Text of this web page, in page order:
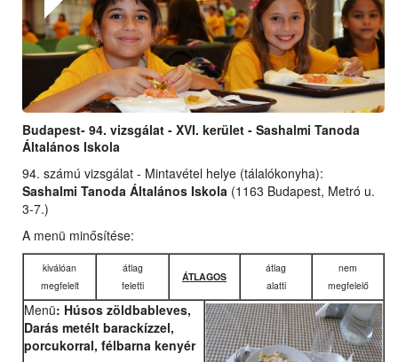
Budapest- 94. vizsgálat - XVI. kerület - Sashalmi Tanoda
Általános Iskola
94. számú vizsgálat - Mintavétel helye (tálalókonyha):
Sashalmi Tanoda Általános Iskola (1163 Budapest, Metró u.
3-7.)
A menü minősítése:
kiválóan
megfelelt
átlag
feletti
ÁTLAGOS
átlag
alatti
nem
megfelelő
Menü: Húsos zöldbableves,
Darás metélt barackízzel,
porcukorral, félbarna kenyér